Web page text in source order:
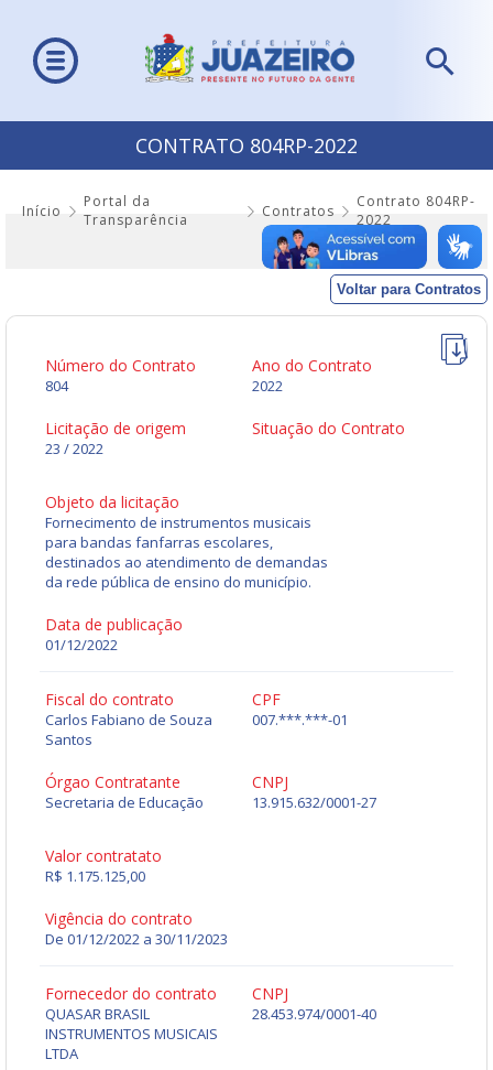
CONTRATO 804RP-2022
Início
Portal da
Transparência
Contratos
Contrato 804RP-
2022
Voltar para Contratos
Número do Contrato
804
Ano do Contrato
2022
Licitação de origem
23 / 2022
Situação do Contrato
Objeto da licitação
Fornecimento de instrumentos musicais
para bandas fanfarras escolares,
destinados ao atendimento de demandas
da rede pública de ensino do município.
Data de publicação
01/12/2022
Fiscal do contrato
Carlos Fabiano de Souza
Santos
CPF
007.***.***-01
Órgao Contratante
Secretaria de Educação
CNPJ
13.915.632/0001-27
Valor contratato
R$ 1.175.125,00
Vigência do contrato
De 01/12/2022 a 30/11/2023
Fornecedor do contrato
QUASAR BRASIL
INSTRUMENTOS MUSICAIS
LTDA
CNPJ
28.453.974/0001-40